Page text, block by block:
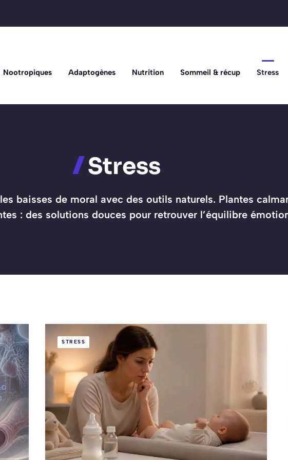
Nootropiques Adaptogènes Nutrition Sommeil & récup Stress
Stress
baisses de moral avec des outils naturels. Plantes
: des solutions douces pour retrouver l’équilibre
STRESS